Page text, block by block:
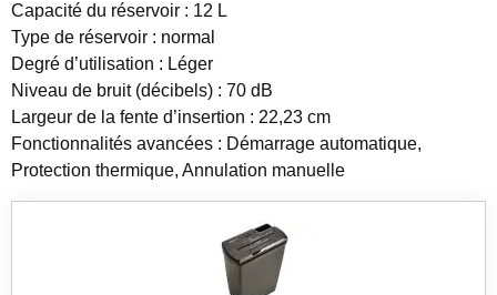
Capacité du réservoir : 12 L
Type de réservoir : normal
Degré d’utilisation : Léger
Niveau de bruit (décibels) : 70 dB
Largeur de la fente d’insertion : 22,23 cm
Fonctionnalités avancées : Démarrage automatique,
Protection thermique, Annulation manuelle